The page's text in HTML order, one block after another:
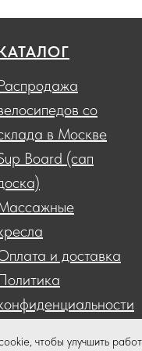
чтобы улучшить
со
в Москве
Board (сап
и доставка